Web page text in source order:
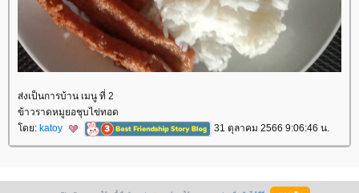
ส่งเป็นการบ้าน เมนู ที่ 2
ข้าวราดหมูยอชุบไข่ทอด
ดย: katoy 31 ตุลาคม 2566 9:06:46 น.